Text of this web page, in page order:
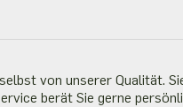
von unserer Qualität.
berät Sie gerne